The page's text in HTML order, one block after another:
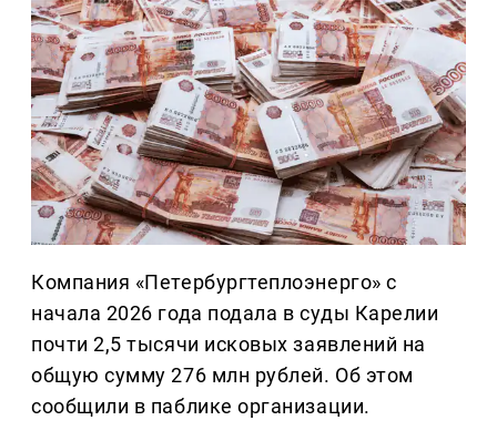
Компания «Петербургтеплоэнерго» с
начала 2026 года подала в суды Карелии
почти 2,5 тысячи исковых заявлений на
общую сумму 276 млн рублей. Об этом
сообщили в паблике организации.